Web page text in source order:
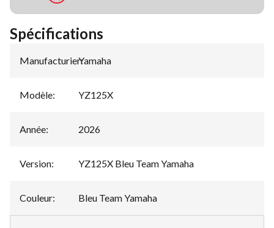
Spécifications
Manufacturier:
Yamaha
Modèle: YZ125X
Année: 2026
Version: YZ125X Bleu Team Yamaha
Couleur: Bleu Team Yamaha